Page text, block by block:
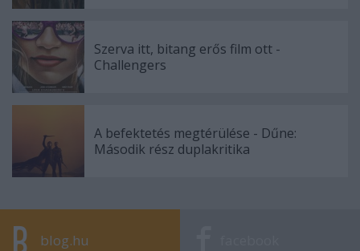
Szerva itt, bitang erős film ott -
Challengers
A befektetés megtérülése - Dűne:
Második rész duplakritika
blog.hu